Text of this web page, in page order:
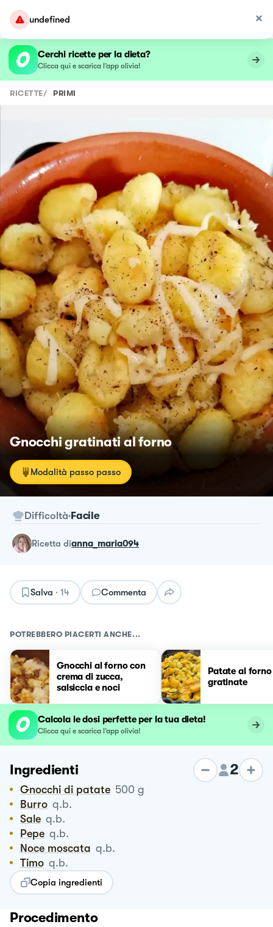
undefined
Cerchi ricette per la dieta?
Clicca qui e scarica l’app olivia!
RICETTE/ PRIMI
Gnocchi gratinati al forno
Modalità passo passo
Difficoltà Facile
ricetta dianna_maria094
Salva · 14 Commenta
POTREBBERO PIACERTI ANCHE...
Gnocchi al forno con
crema di zucca,
salsiccia e noci
Patate al forno
gratinate
Calcola le dosi perfette per la tua dieta!
Clicca qui e scarica l’app olivia!
Ingredienti 2
Gnocchi di patate 500 g
Burro q.b.
Sale q.b.
Pepe q.b.
Noce moscata q.b.
Timo q.b.
Copia ingredienti
Procedimento